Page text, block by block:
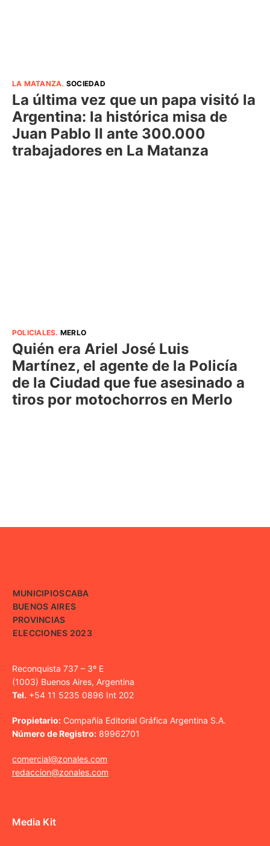
LA MATANZA. SOCIEDAD
La última vez que un papa visitó la
Argentina: la histórica misa de
Juan Pablo II ante 300.000
trabajadores en La Matanza
POLICIALES. MERLO
Quién era Ariel José Luis
Martínez, el agente de la Policía
de la Ciudad que fue asesinado a
tiros por motochorros en Merlo
MUNICIPIOSCABA
BUENOS AIRES
PROVINCIAS
ELECCIONES 2023
Reconquista 737 – 3º E
(1003) Buenos Aires, Argentina
Tel. +54 11 5235 0896 Int 202
Propietario: Compañía Editorial Gráfica Argentina S.A.
Número de Registro: 89962701
comercial@zonales.com
redaccion@zonales.com
Media Kit